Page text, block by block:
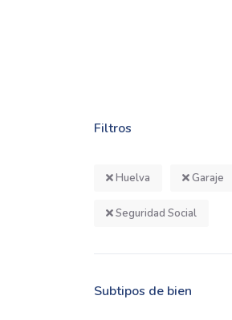
Filtros
Huelva Garaje
Seguridad Social
Subtipos de bien